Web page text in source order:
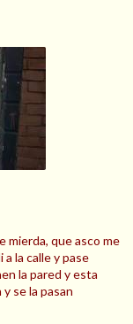
mierda, que asco me
la calle y pase
la pared y esta
se la pasan